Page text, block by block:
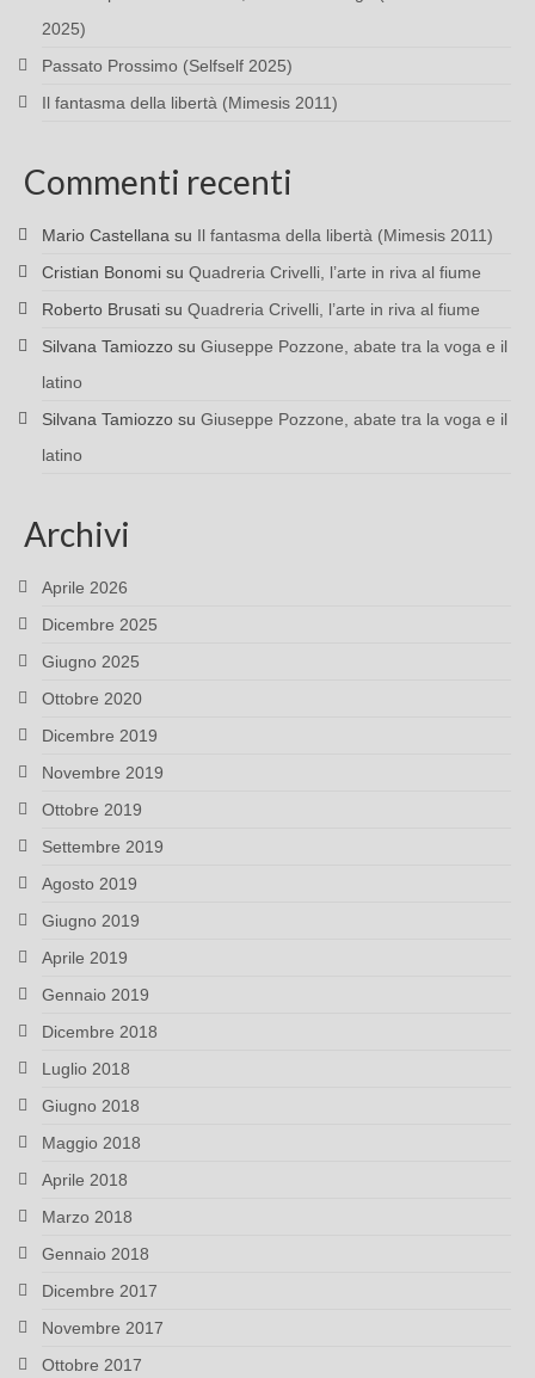
2025)
Passato Prossimo (Selfself 2025)
Il fantasma della libertà (Mimesis 2011)
Commenti recenti
Mario Castellana su Il fantasma della libertà (Mimesis 2011)
Cristian Bonomi su Quadreria Crivelli, l’arte in riva al fiume
Roberto Brusati su Quadreria Crivelli, l’arte in riva al fiume
Silvana Tamiozzo su Giuseppe Pozzone, abate tra la voga e il
latino
Silvana Tamiozzo su Giuseppe Pozzone, abate tra la voga e il
latino
Archivi
Aprile 2026
Dicembre 2025
Giugno 2025
Ottobre 2020
Dicembre 2019
Novembre 2019
Ottobre 2019
Settembre 2019
Agosto 2019
Giugno 2019
Aprile 2019
Gennaio 2019
Dicembre 2018
Luglio 2018
Giugno 2018
Maggio 2018
Aprile 2018
Marzo 2018
Gennaio 2018
Dicembre 2017
Novembre 2017
Ottobre 2017